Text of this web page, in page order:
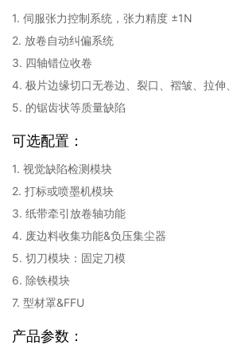
1. 伺服张力控制系统，张力精度 ±1N
2. 放卷自动纠偏系统
3. 四轴错位收卷
4. 极片边缘切口无卷边、裂口、褶皱、拉伸
5. 的锯齿状等质量缺陷
可选配置：
1. 视觉缺陷检测模块
2. 打标或喷墨机模块
3. 纸带牵引放卷轴功能
4. 废边料收集功能&负压集尘器
5. 切刀模块：固定刀模
6. 除铁模块
7. 型材罩&FFU
产品参数：